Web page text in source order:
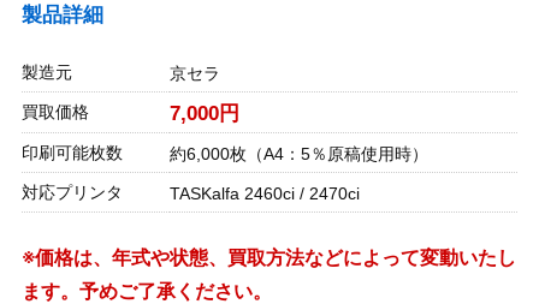
製品詳細
製造元
京セラ
買取価格
7,000円
印刷可能枚数
約6,000枚（A4：5％原稿使用時）
対応プリンタ
TASKalfa 2460ci / 2470ci
※価格は、年式や状態、買取方法などによって変動いたし
ます。予めご了承ください。